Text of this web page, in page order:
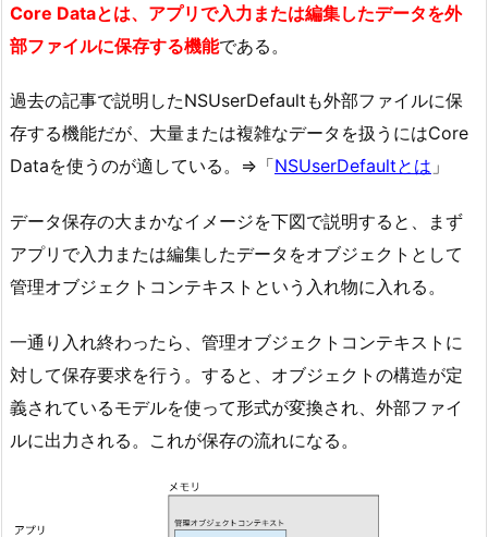
Core Dataとは、アプリで入力または編集したデータを外
部ファイルに保存する機能である。
過去の記事で説明したNSUserDefaultも外部ファイルに保
存する機能だが、大量または複雑なデータを扱うにはCore
Dataを使うのが適している。⇒「NSUserDefaultとは 」
データ保存の大まかなイメージを下図で説明すると、まず
アプリで入力または編集したデータをオブジェクトとして
管理オブジェクトコンテキストという入れ物に入れる。
一通り入れ終わったら、管理オブジェクトコンテキストに
対して保存要求を行う。すると、オブジェクトの構造が定
義されているモデルを使って形式が変換され、外部ファイ
ルに出力される。これが保存の流れになる。